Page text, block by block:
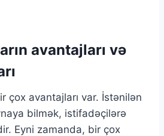
avantajları və
çox avantajları var. İstənilən
bilmək, istifadəçilərə
Eyni zamanda, bir çox